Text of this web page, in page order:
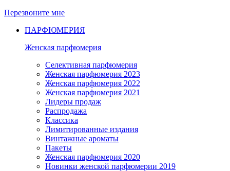
Перезвоните мне
ПАРФЮМЕРИЯ
Женская парфюмерия
Селективная парфюмерия
Женская парфюмерия 2023
Женская парфюмерия 2022
Женская парфюмерия 2021
Лидеры продаж
Распродажа
Классика
Лимитированные издания
Винтажные ароматы
Пакеты
Женская парфюмерия 2020
Новинки женской парфюмерии 2019